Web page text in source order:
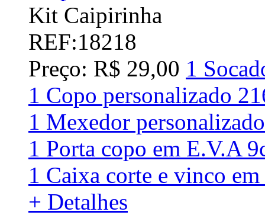
Kit Caipirinha
REF:18218
Preço: R$ 29,00 1
1 Copo personalizado
1 Mexedor personalizado
1 Porta copo em E.V.A
1 Caixa corte e vinco
+ Detalhes